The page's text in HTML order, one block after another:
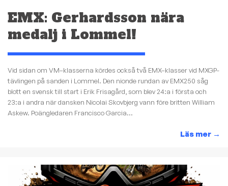
EMX: Gerhardsson nära
medalj i Lommel!
Vid sidan om VM–klasserna kördes också två EMX–klasser vid MXGP-
tävlingen på sanden i Lommel. Den nionde rundan av EMX250 såg
blott en svensk till start i Erik Frisagård, som blev 24:a i första och
23:a i andra när dansken Nicolai Skovbjerg vann före britten William
Askew. Poängledaren Francisco Garcia...
Läs mer →